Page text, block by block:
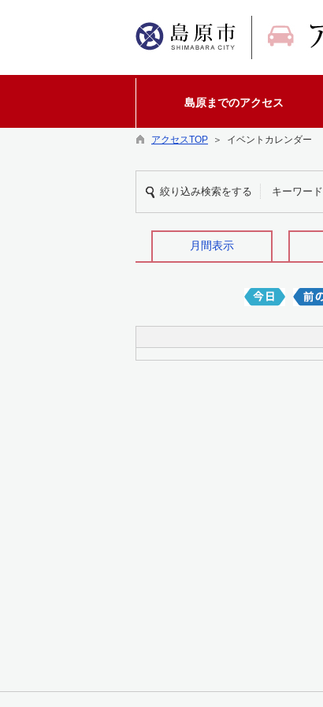
島原までのアクセス
アクセスTOP ＞ イベントカレンダー
絞り込み検索をする キーワード
月間表示